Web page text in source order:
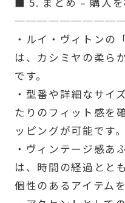
・ルイ・ヴィトンの
は、カシミヤの柔ら
です。
・型番や詳細なサイ
たりのフィット感を
ッピングが可能です。
・ヴィンテージ感あ
は、時間の経過とと
個性のあるアイテム